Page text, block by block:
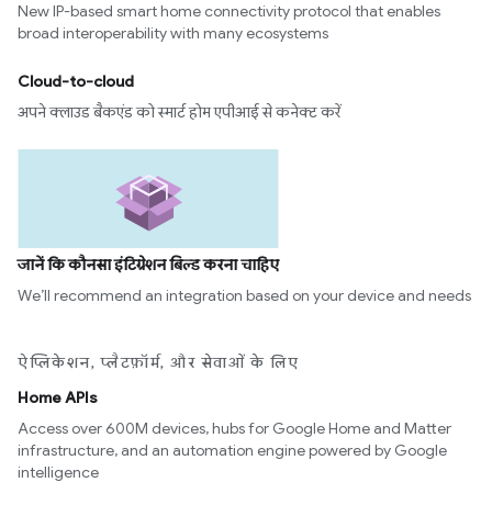
New IP-based smart home connectivity protocol that enables
broad interoperability with many ecosystems
Cloud-to-cloud
अपने क्लाउड बैकएंड को स्मार्ट होम एपीआई से कनेक्ट करें
जानें कि कौनसा इंटिग्रेशन बिल्ड करना चाहिए
We’ll recommend an integration based on your device and needs
ऐप्लिकेशन, प्लैटफ़ॉर्म, और सेवाओं के लिए
Home APIs
Access over 600M devices, hubs for Google Home and Matter
infrastructure, and an automation engine powered by Google
intelligence